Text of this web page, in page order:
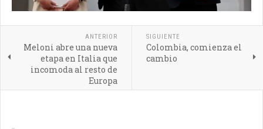
ANTERIOR
Meloni abre una nueva
etapa en Italia que
incomoda al resto de
Europa
SIGUIENTE
Colombia, comienza el
cambio